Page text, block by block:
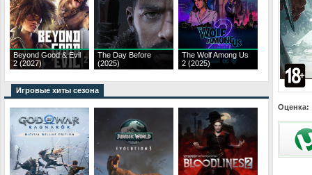
Beyond Good & Evil
2 (2027)
The Day Before
(2025)
The Wolf Among Us
2 (2025)
Игровые хиты сезона
Оценка: